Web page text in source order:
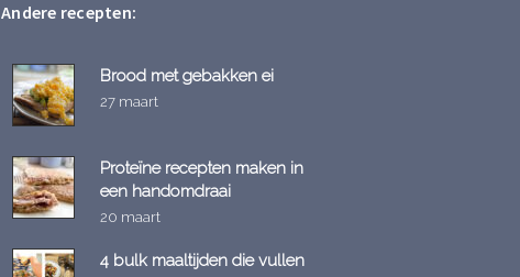
Andere recepten:
Brood met gebakken ei
27 maart
Proteïne recepten maken in
een handomdraai
20 maart
4 bulk maaltijden die vullen